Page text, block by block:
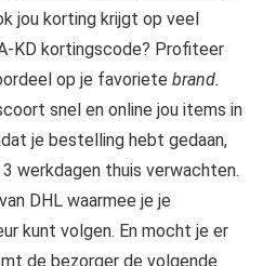
jou korting krijgt op veel
KD kortingscode? Profiteer
op je favoriete brand.
snel en online jou items in
je bestelling hebt gedaan,
werkdagen thuis verwachten.
DHL waarmee je je
kunt volgen. En mocht je er
de bezorger de volgende